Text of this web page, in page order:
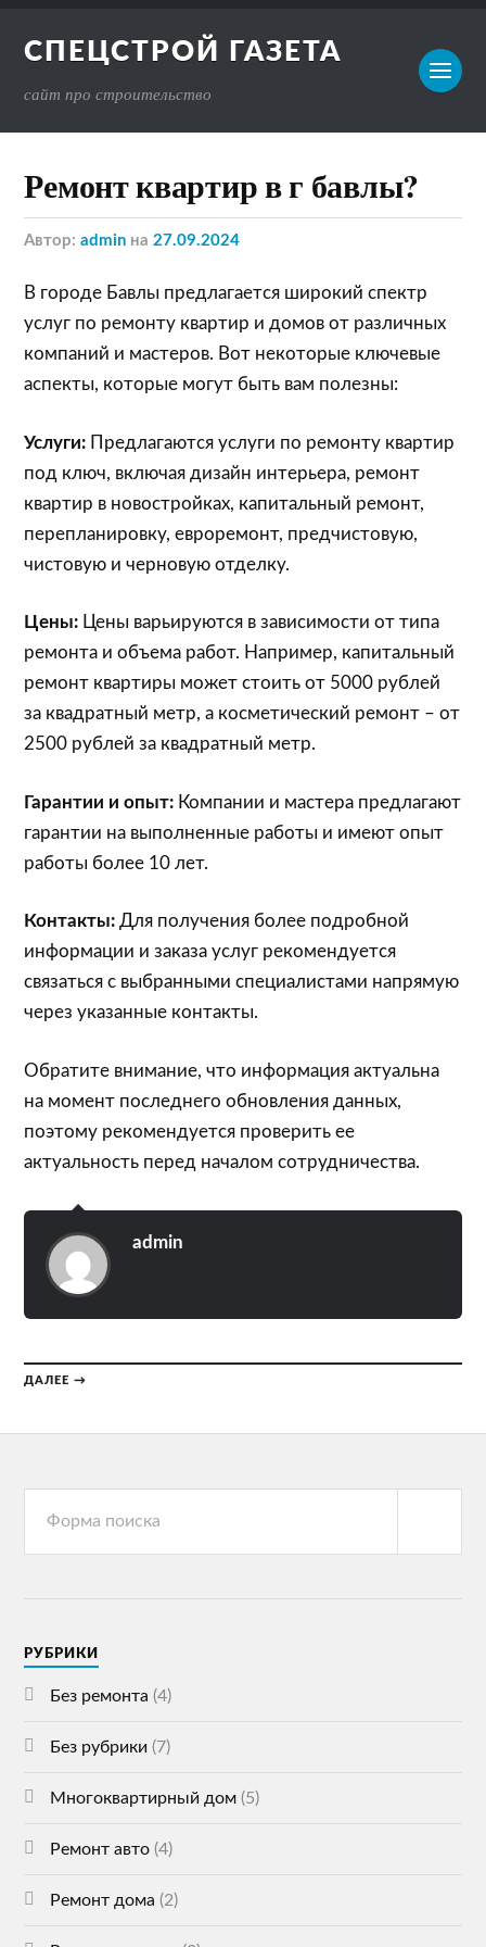
СПЕЦСТРОЙ ГАЗЕТА
сайт про строительство
Ремонт квартир в г бавлы?
Автор:admin на27.09.2024
В городе Бавлы предлагается широкий спектр
услуг по ремонту квартир и домов от различных
компаний и мастеров. Вот некоторые ключевые
аспекты, которые могут быть вам полезны:
Услуги: Предлагаются услуги по ремонту квартир
под ключ, включая дизайн интерьера, ремонт
квартир в новостройках, капитальный ремонт,
перепланировку, евроремонт, предчистовую,
чистовую и черновую отделку.
Цены: Цены варьируются в зависимости от типа
ремонта и объема работ. Например, капитальный
ремонт квартиры может стоить от 5000 рублей
за квадратный метр, а косметический ремонт – от
2500 рублей за квадратный метр.
Гарантии и опыт: Компании и мастера предлагают
гарантии на выполненные работы и имеют опыт
работы более 10 лет.
Контакты: Для получения более подробной
информации и заказа услуг рекомендуется
связаться с выбранными специалистами напрямую
через указанные контакты.
Обратите внимание, что информация актуальна
на момент последнего обновления данных,
поэтому рекомендуется проверить ее
актуальность перед началом сотрудничества.
admin
ДАЛЕЕ →
РУБРИКИ
Без ремонта (4)
Без рубрики (7)
Многоквартирный дом (5)
Ремонт авто (4)
Ремонт дома (2)